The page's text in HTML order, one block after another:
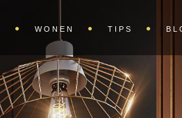
WONEN TIPS